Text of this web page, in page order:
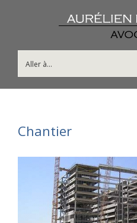
Aller à...
Chantier